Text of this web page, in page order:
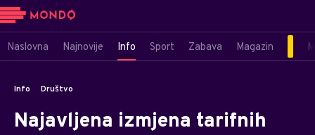
Naslovna Najnovije Info Sport Zabava Magazin
Info Društvo
Najavljena izmjena tarifnih